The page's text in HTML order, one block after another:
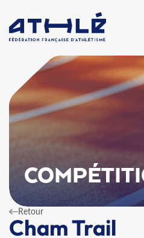
Retour
Cham Trail